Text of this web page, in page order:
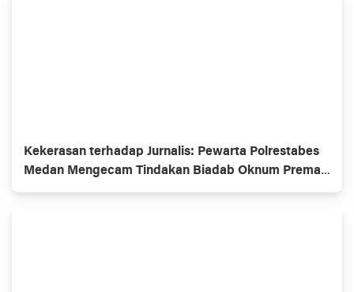
Kekerasan terhadap Jurnalis: Pewarta Polrestabes
Medan Mengecam Tindakan Biadab Oknum Preman
Berkedok OKP